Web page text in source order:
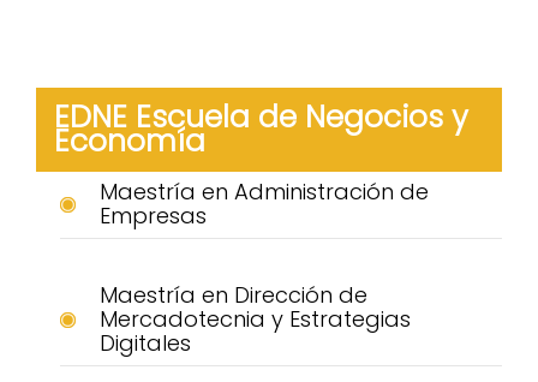
EDNE Escuela de Negocios y
Economía
Maestría en Administración de
Empresas
Maestría en Dirección de
Mercadotecnia y Estrategias
Digitales